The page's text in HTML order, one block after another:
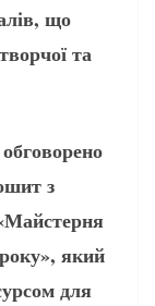
що
та
з
який
для